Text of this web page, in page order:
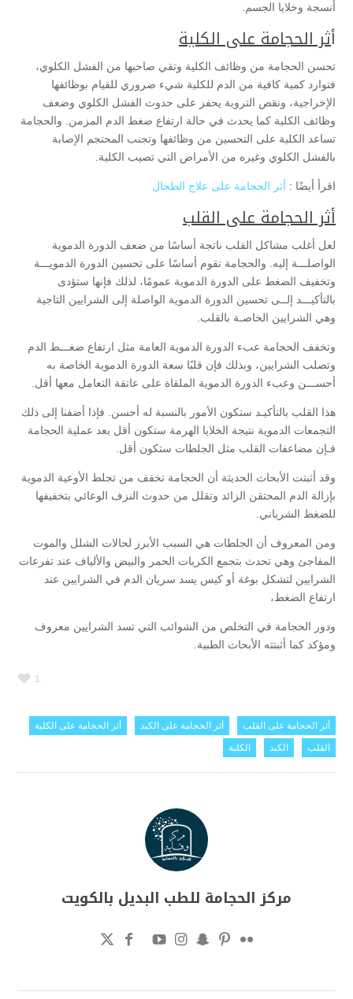
أنسجة وخلايا الجسم.
أثر الحجامة على الكلية
تحسن الحجامة من وظائف الكلية وتقي صاحبها من الفشل الكلوي،
فتوارد كمية كافية من الدم للكلية شيء ضروري للقيام بوظائفها
الإخراجية، ونقص التروية يحفز على حدوث الفشل الكلوي وضعف
وظائف الكلية كما يحدث في حالة ارتفاع ضغط الدم المزمن. والحجامة
تساعد الكلية على التحسين من وظائفها وتجنب المحتجم الإصابة
بالفشل الكلوي وغيره من الأمراض التي تصيب الكلية.
اقرأ أيضًا : أثر الحجامة على علاج الطحال
أثر الحجامة على القلب
لعل أغلب مشاكل القلب ناتجة أساسًا من ضعف الدورة الدموية
الواصلـــة إليه. والحجامة تقوم أساسًا على تحسين الدورة الدمويـــة
وتخفيف الضغط على الدورة الدموية عمومًا، لذلك فإنها ستؤدى
بالتأكيـــد إلــى تحسين الدورة الدموية الواصلة إلى الشرايين التاجية
وهي الشرايين الخاصـة بالقلب.
وتخفف الحجامة عبء الدورة الدموية العامة مثل ارتفاع ضغـــط الدم
وتصلب الشرايين، وبذلك فإن قلبًا سعة الدورة الدموية الخاصة به
أحســـن وعبء الدورة الدموية الملقاة على عاتقة التعامل معها أقل.
هذا القلب بالتأكيـد ستكون الأمور بالنسبة له أحسن. فإذا أضفنا إلى ذلك
التجمعات الدموية نتيجة الخلايا الهرمة ستكون أقل بعد عملية الحجامة
فـإن مضاعفات القلب مثل الجلطات ستكون أقل.
وقد أثبتت الأبحاث الحديثة أن الحجامة تخفف من تجلط الأوعية الدموية
بإزالة الدم المحتقن الزائد وتقلل من حدوث النزف الوعائي بتخفيفها
للضغط الشرياني.
ومن المعروف أن الجلطات هي السبب الأبرز لحالات الشلل والموت
المفاجئ وهي تحدث بتجمع الكريات الحمر والبيض والألياف عند تفرعات
الشرايين لتشكل بوغة أو كيس يسد سريان الدم في الشرايين عند
ارتفاع الضغط،
ودور الحجامة في التخلص من الشوائب التي تسد الشرايين معروف
ومؤكد كما أثبتته الأبحاث الطبية.
1
أثر الحجامة على القلب أثر الحجامة على الكبد
أثر الحجامة على الكلية
القلب
الكبد الكلية
مركز الحجامة للطب البديل بالكويت